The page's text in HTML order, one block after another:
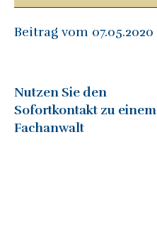
Beitrag vom 07.05.2020
Nutzen Sie den
Sofortkontakt zu einem
Fachanwalt